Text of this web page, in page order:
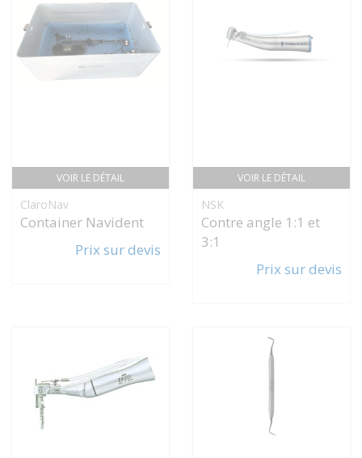
VOIR LE DÉTAIL
ClaroNav
Container Navident
Prix sur devis
VOIR LE DÉTAIL
NSK
Contre angle 1:1 et
3:1
Prix sur devis